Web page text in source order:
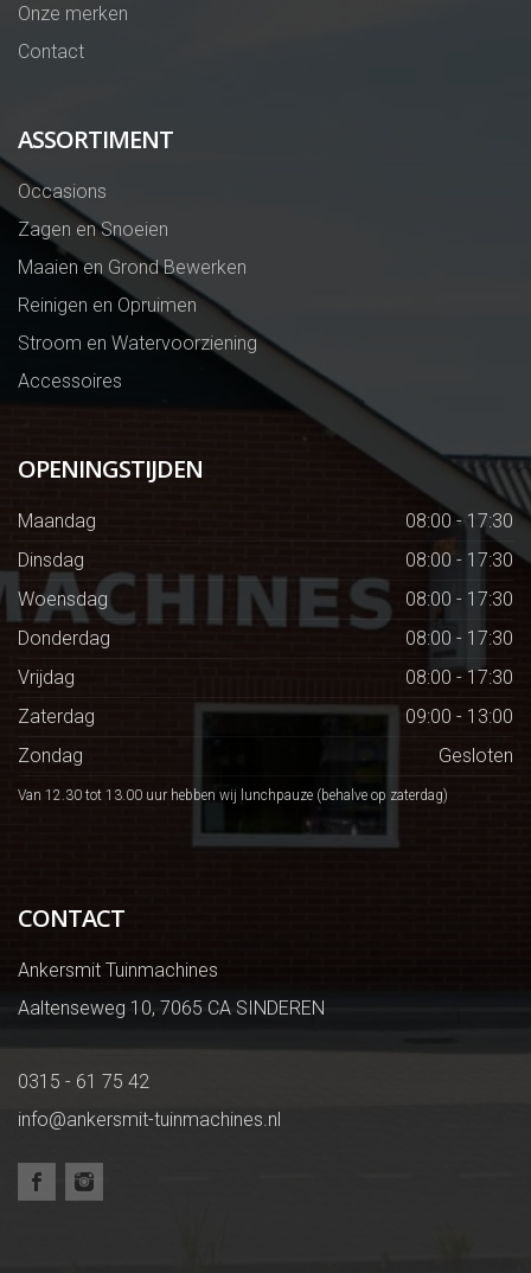
Onze merken
Contact
ASSORTIMENT
Occasions
Zagen en Snoeien
Maaien en Grond Bewerken
Reinigen en Opruimen
Stroom en Watervoorziening
Accessoires
OPENINGSTIJDEN
Maandag
08:00 - 17:30
Dinsdag
08:00 - 17:30
Woensdag
08:00 - 17:30
Donderdag
08:00 - 17:30
Vrijdag
08:00 - 17:30
Zaterdag
09:00 - 13:00
Zondag
Gesloten
Van 12.30 tot 13.00 uur hebben wij lunchpauze (behalve op zaterdag)
CONTACT
Ankersmit Tuinmachines
Aaltenseweg 10, 7065 CA SINDEREN
0315 - 61 75 42
info@ankersmit-tuinmachines.nl